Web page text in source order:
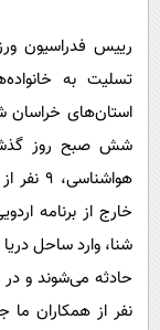
رییس فدراسیون
تسلیت به
استان‌های خراسان
شش صبح روز
خارج از برنامه
شنا، وارد ساحل
حادثه می‌شوند و در
نفر از همکاران